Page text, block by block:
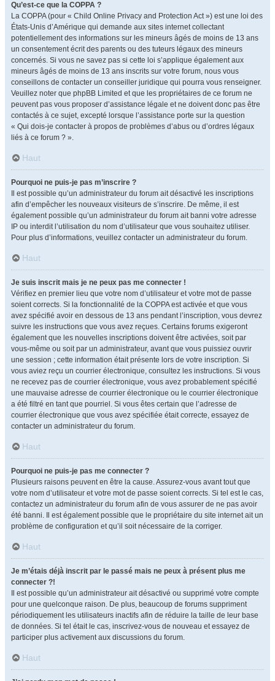
Qu’est-ce que la COPPA ?
La COPPA (pour « Child Online Privacy and Protection Act ») est une loi des
États-Unis d’Amérique qui demande aux sites internet collectant
potentiellement des informations sur les mineurs âgés de moins de 13 ans
un consentement écrit des parents ou des tuteurs légaux des mineurs
concernés. Si vous ne savez pas si cette loi s’applique également aux
mineurs âgés de moins de 13 ans inscrits sur votre forum, nous vous
conseillons de contacter un conseiller juridique qui pourra vous renseigner.
Veuillez noter que phpBB Limited et que les propriétaires de ce forum ne
peuvent pas vous proposer d’assistance légale et ne doivent donc pas être
contactés à ce sujet, excepté lorsque l’assistance porte sur la question
« Qui dois-je contacter à propos de problèmes d’abus ou d’ordres légaux
liés à ce forum ? ».
Haut
Pourquoi ne puis-je pas m’inscrire ?
Il est possible qu’un administrateur du forum ait désactivé les inscriptions
afin d’empêcher les nouveaux visiteurs de s’inscrire. De même, il est
également possible qu’un administrateur du forum ait banni votre adresse
IP ou interdit l’utilisation du nom d’utilisateur que vous souhaitez utiliser.
Pour plus d’informations, veuillez contacter un administrateur du forum.
Haut
Je suis inscrit mais je ne peux pas me connecter !
Vérifiez en premier lieu que votre nom d’utilisateur et votre mot de passe
soient corrects. Si la fonctionnalité de la COPPA est activée et que vous
avez spécifié avoir en dessous de 13 ans pendant l’inscription, vous devrez
suivre les instructions que vous avez reçues. Certains forums exigeront
également que les nouvelles inscriptions doivent être activées, soit par
vous-même ou soit par un administrateur, avant que vous puissiez ouvrir
une session ; cette information était présente lors de votre inscription. Si
vous aviez reçu un courrier électronique, consultez les instructions. Si vous
ne recevez pas de courrier électronique, vous avez probablement spécifié
une mauvaise adresse de courrier électronique ou le courrier électronique
a été filtré en tant que pourriel. Si vous êtes certain que l’adresse de
courrier électronique que vous avez spécifiée était correcte, essayez de
contacter un administrateur du forum.
Haut
Pourquoi ne puis-je pas me connecter ?
Plusieurs raisons peuvent en être la cause. Assurez-vous avant tout que
votre nom d’utilisateur et votre mot de passe soient corrects. Si tel est le cas,
contactez un administrateur du forum afin de vous assurer de ne pas avoir
été banni. Il est également possible que le propriétaire du site internet ait un
problème de configuration et qu’il soit nécessaire de la corriger.
Haut
Je m’étais déjà inscrit par le passé mais ne peux à présent plus me
connecter ?!
Il est possible qu’un administrateur ait désactivé ou supprimé votre compte
pour une quelconque raison. De plus, beaucoup de forums suppriment
périodiquement les utilisateurs inactifs afin de réduire la taille de leur base
de données. Si tel était le cas, inscrivez-vous de nouveau et essayez de
participer plus activement aux discussions du forum.
Haut